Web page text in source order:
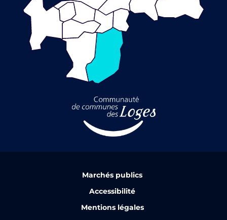
Marchés publics
Accessibilité
Mentions légales